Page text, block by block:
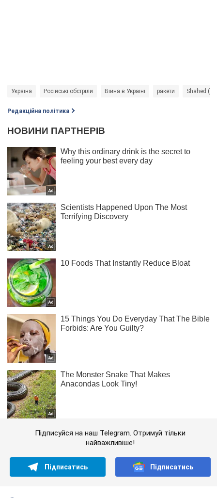
Україна Російські обстріли Війна в Україні ракети Shahed
Редакційна політика
Підписуйся на наш Telegram. Отримуй тільки
найважливіше!
Підписатись Підписатись